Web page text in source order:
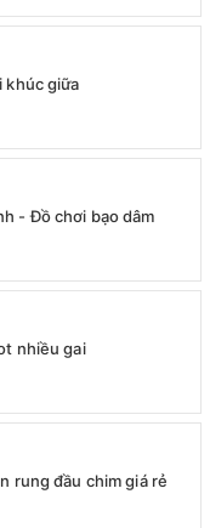
khúc giữa
- Đồ chơi bạo dâm
nhiều gai
rung đầu chim giá rẻ